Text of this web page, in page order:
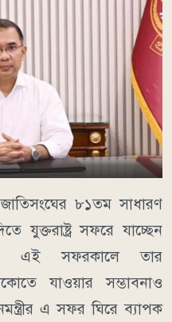
জাতিসংঘের ৮১তম সাধারণ
যুক্তরাষ্ট্র সফরে যাচ্ছেন
এই সফরকালে তার
যাওয়ার সম্ভাবনাও
এ সফর ঘিরে ব্যাপক